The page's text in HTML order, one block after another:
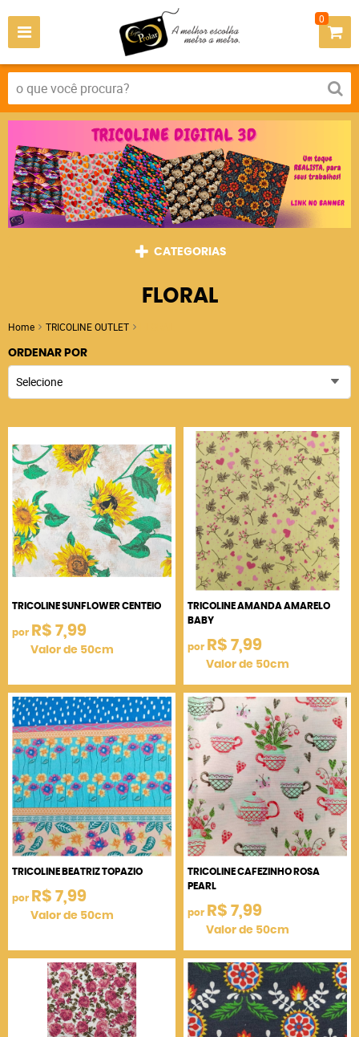
0
CATEGORIAS
FLORAL
Home TRICOLINE OUTLET
ORDENAR POR
Selecione
TRICOLINE SUNFLOWER CENTEIO
por R$ 7,99
Valor de 50cm
TRICOLINE AMANDA AMARELO
BABY
por R$ 7,99
Valor de 50cm
TRICOLINE BEATRIZ TOPAZIO
por R$ 7,99
Valor de 50cm
TRICOLINE CAFEZINHO ROSA
PEARL
por R$ 7,99
Valor de 50cm